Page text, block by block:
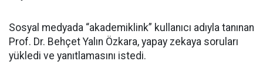
Sosyal medyada “akademiklink” kullanıcı adıyla tanınan
Prof. Dr. Behçet Yalın Özkara, yapay zekaya soruları
yükledi ve yanıtlamasını istedi.